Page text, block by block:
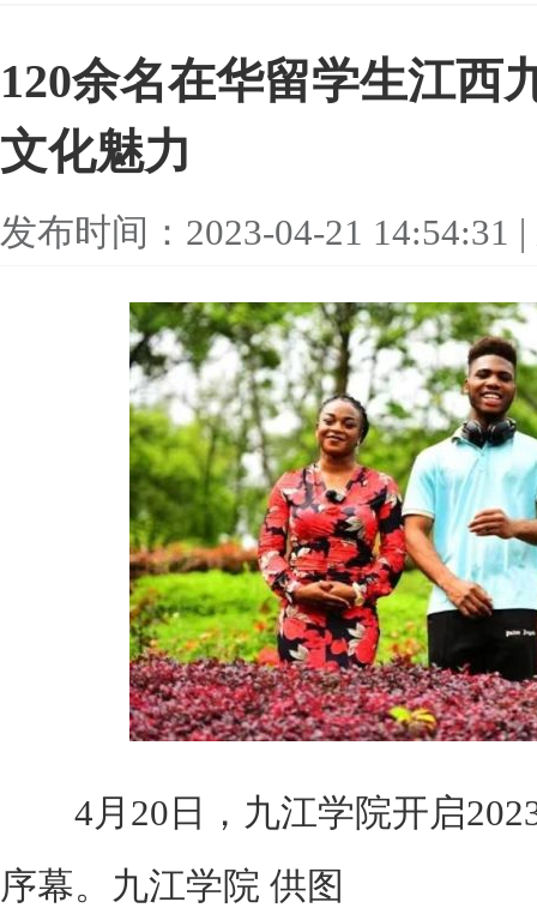
120余名在华留学生江西
文化魅力
发布时间：2023-04-21 14:54:31
4月20日，九江学院开启
序幕。九江学院 供图